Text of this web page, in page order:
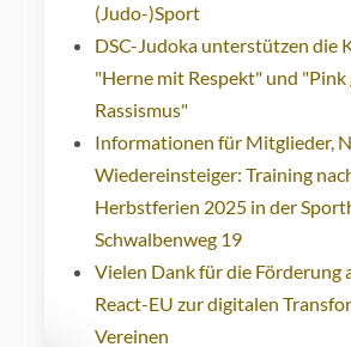
(Judo-)Sport
DSC-Judoka unterstützen die
"Herne mit Respekt" und "Pink
Rassismus"
Informationen für Mitglieder,
Wiedereinsteiger: Training
Herbstferien 2025 in der
Schwalbenweg 19
Vielen Dank für die Förderung
React-EU zur digitalen
Vereinen